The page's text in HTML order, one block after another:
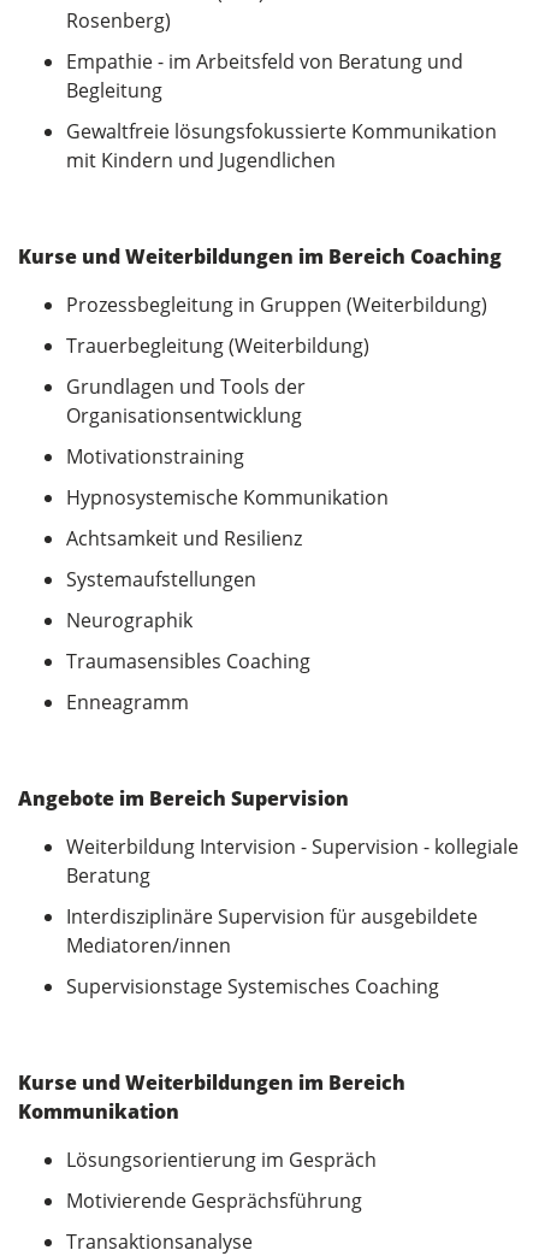
Rosenberg)
Empathie - im Arbeitsfeld von Beratung und
Begleitung
Gewaltfreie lösungsfokussierte Kommunikation
mit Kindern und Jugendlichen
Kurse und Weiterbildungen im Bereich Coaching
Prozessbegleitung in Gruppen (Weiterbildung)
Trauerbegleitung (Weiterbildung)
Grundlagen und Tools der
Organisationsentwicklung
Motivationstraining
Hypnosystemische Kommunikation
Achtsamkeit und Resilienz
Systemaufstellungen
Neurographik
Traumasensibles Coaching
Enneagramm
Angebote im Bereich Supervision
Weiterbildung Intervision - Supervision - kollegiale
Beratung
Interdisziplinäre Supervision für ausgebildete
Mediatoren/innen
Supervisionstage Systemisches Coaching
Kurse und Weiterbildungen im Bereich
Kommunikation
Lösungsorientierung im Gespräch
Motivierende Gesprächsführung
Transaktionsanalyse